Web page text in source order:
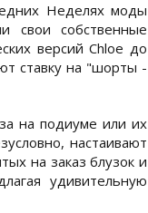
Неделях моды
свои собственные
версий Chloe до
ставку на "шорты -
на подиуме или их
настаивают
на заказ блузок и
удивительную